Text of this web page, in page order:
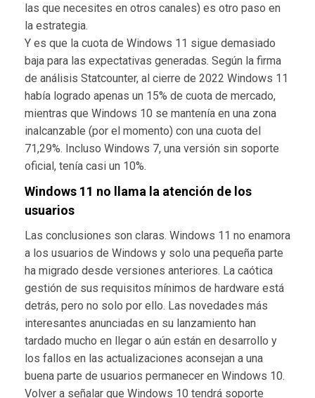
las que necesites en otros canales) es otro paso en
la estrategia.
Y es que la cuota de Windows 11 sigue demasiado
baja para las expectativas generadas. Según la firma
de análisis Statcounter, al cierre de 2022 Windows 11
había logrado apenas un 15% de cuota de mercado,
mientras que Windows 10 se mantenía en una zona
inalcanzable (por el momento) con una cuota del
71,29%. Incluso Windows 7, una versión sin soporte
oficial, tenía casi un 10%.
Windows 11 no llama la atención de los
usuarios
Las conclusiones son claras. Windows 11 no enamora
a los usuarios de Windows y solo una pequeña parte
ha migrado desde versiones anteriores. La caótica
gestión de sus requisitos mínimos de hardware está
detrás, pero no solo por ello. Las novedades más
interesantes anunciadas en su lanzamiento han
tardado mucho en llegar o aún están en desarrollo y
los fallos en las actualizaciones aconsejan a una
buena parte de usuarios permanecer en Windows 10.
Volver a señalar que Windows 10 tendrá soporte